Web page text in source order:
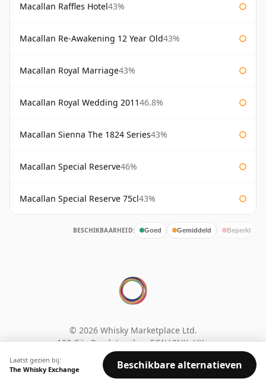
Macallan Raffles Hotel43%
Macallan Re-Awakening 12 Year Old43%
Macallan Royal Marriage43%
Macallan Royal Wedding 201146.8%
Macallan Sienna The 1824 Series43%
Macallan Special Reserve46%
Macallan Special Reserve 75cl43%
BESCHIKBAARHEID: Goed Gemiddeld Beperkt
Laatst gezien bij:
The Whisky Exchange
Beschikbare alternatieven
© 2026 Whisky Marketplace Ltd.
128 City Road, London, EC1V 2NX, UK ·
Bedrijfsnr. 17204643